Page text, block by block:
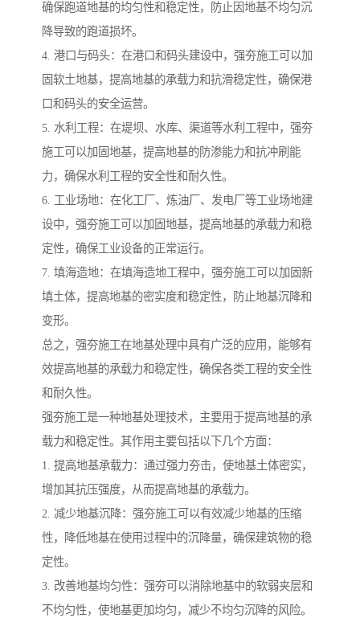
确保跑道地基的均匀性和稳定性，防止因地基不均匀沉
降导致的跑道损坏。
4. 港口与码头：在港口和码头建设中，强夯施工可以加
固软土地基，提高地基的承载力和抗滑稳定性，确保港
口和码头的安全运营。
5. 水利工程：在堤坝、水库、渠道等水利工程中，强夯
施工可以加固地基，提高地基的防渗能力和抗冲刷能
力，确保水利工程的安全性和耐久性。
6. 工业场地：在化工厂、炼油厂、发电厂等工业场地建
设中，强夯施工可以加固地基，提高地基的承载力和稳
定性，确保工业设备的正常运行。
7. 填海造地：在填海造地工程中，强夯施工可以加固新
填土体，提高地基的密实度和稳定性，防止地基沉降和
变形。
总之，强夯施工在地基处理中具有广泛的应用，能够有
效提高地基的承载力和稳定性，确保各类工程的安全性
和耐久性。
强夯施工是一种地基处理技术，主要用于提高地基的承
载力和稳定性。其作用主要包括以下几个方面：
1. 提高地基承载力：通过强力夯击，使地基土体密实，
增加其抗压强度，从而提高地基的承载力。
2. 减少地基沉降：强夯施工可以有效减少地基的压缩
性，降低地基在使用过程中的沉降量，确保建筑物的稳
定性。
3. 改善地基均匀性：强夯可以消除地基中的软弱夹层和
不均匀性，使地基更加均匀，减少不均匀沉降的风险。